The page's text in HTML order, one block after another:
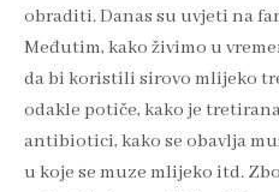
obraditi. Danas su uvjeti na
Međutim, kako živimo u
da bi koristili sirovo mlijeko
odakle potiče, kako je
antibiotici, kako se obavlja
u koje se muze mlijeko itd.